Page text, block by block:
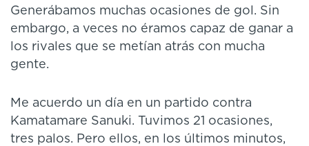
Generábamos muchas ocasiones de gol. Sin
embargo, a veces no éramos capaz de ganar a
los rivales que se metían atrás con mucha
gente.
Me acuerdo un día en un partido contra
Kamatamare Sanuki. Tuvimos 21 ocasiones,
tres palos. Pero ellos, en los últimos minutos,